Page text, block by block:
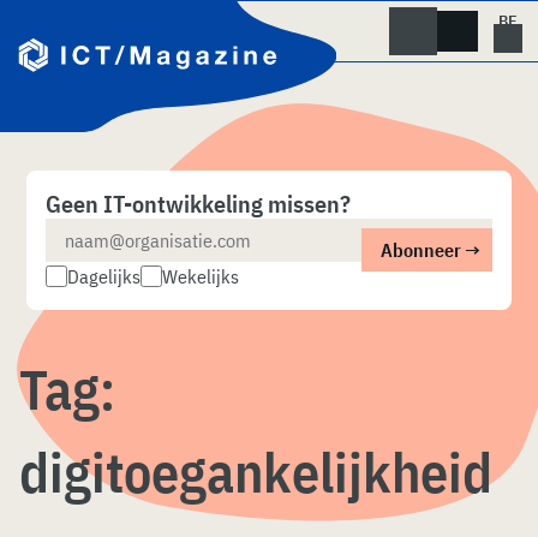
naar
content
Geen IT-ontwikkeling missen?
Dagelijks Wekelijks
Tag:
digitoegankelijkheid